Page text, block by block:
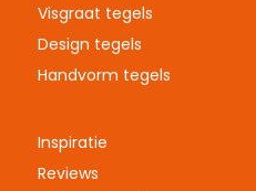
Visgraat tegels
Design tegels
Handvorm tegels
Inspiratie
Reviews